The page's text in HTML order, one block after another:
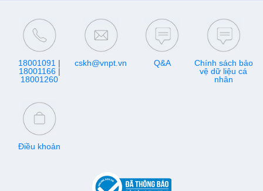
18001091 |
18001166|
18001260
cskh@vnpt.vn Q&A
Chính sách bảo
vệ dữ liệu cá
nhân
Điều khoản